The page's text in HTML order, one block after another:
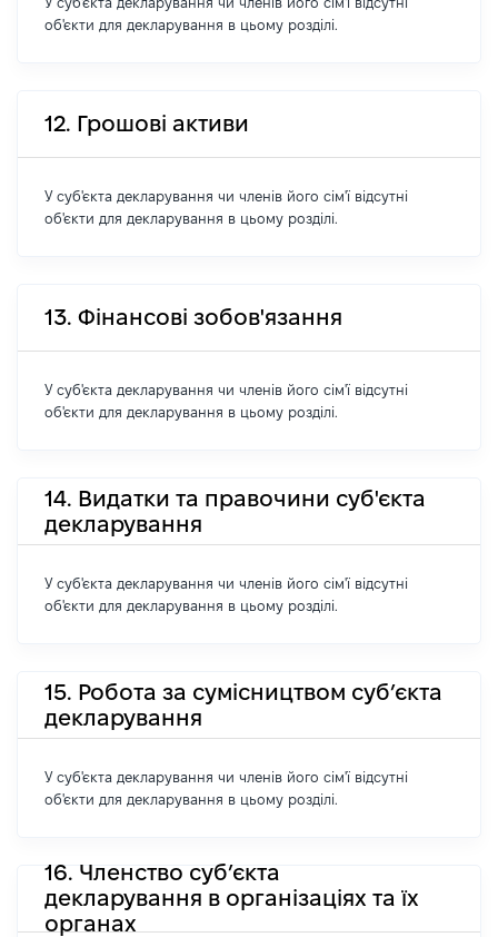
об'єкти для декларування в цьому розділі.
12. Грошові активи
У суб'єкта декларування чи членів його сім'ї відсутні
об'єкти для декларування в цьому розділі.
13. Фінансові зобов'язання
У суб'єкта декларування чи членів його сім'ї відсутні
об'єкти для декларування в цьому розділі.
14. Видатки та правочини суб'єкта
декларування
У суб'єкта декларування чи членів його сім'ї відсутні
об'єкти для декларування в цьому розділі.
15. Робота за сумісництвом суб’єкта
декларування
У суб'єкта декларування чи членів його сім'ї відсутні
об'єкти для декларування в цьому розділі.
16. Членство суб’єкта
декларування в організаціях та їх
органах